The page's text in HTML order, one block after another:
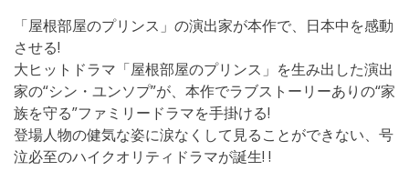
「屋根部屋のプリンス」の演出家が本作で、日本中を感動
させる!
大ヒットドラマ「屋根部屋のプリンス」を生み出した演出
家の“シン・ユンソプ”が、本作でラブストーリーありの“家
族を守る”ファミリードラマを手掛ける!
登場人物の健気な姿に涙なくして見ることができない、号
泣必至のハイクオリティドラマが誕生! !